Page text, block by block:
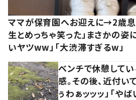
ママが保育園へお迎えに→2歳
生とめっちゃ笑った」まさかの姿
いヤツww」「大渋滞すぎるw」
ベンチで休憩して
感。その後、近付
ぅわぁッッッ」「や